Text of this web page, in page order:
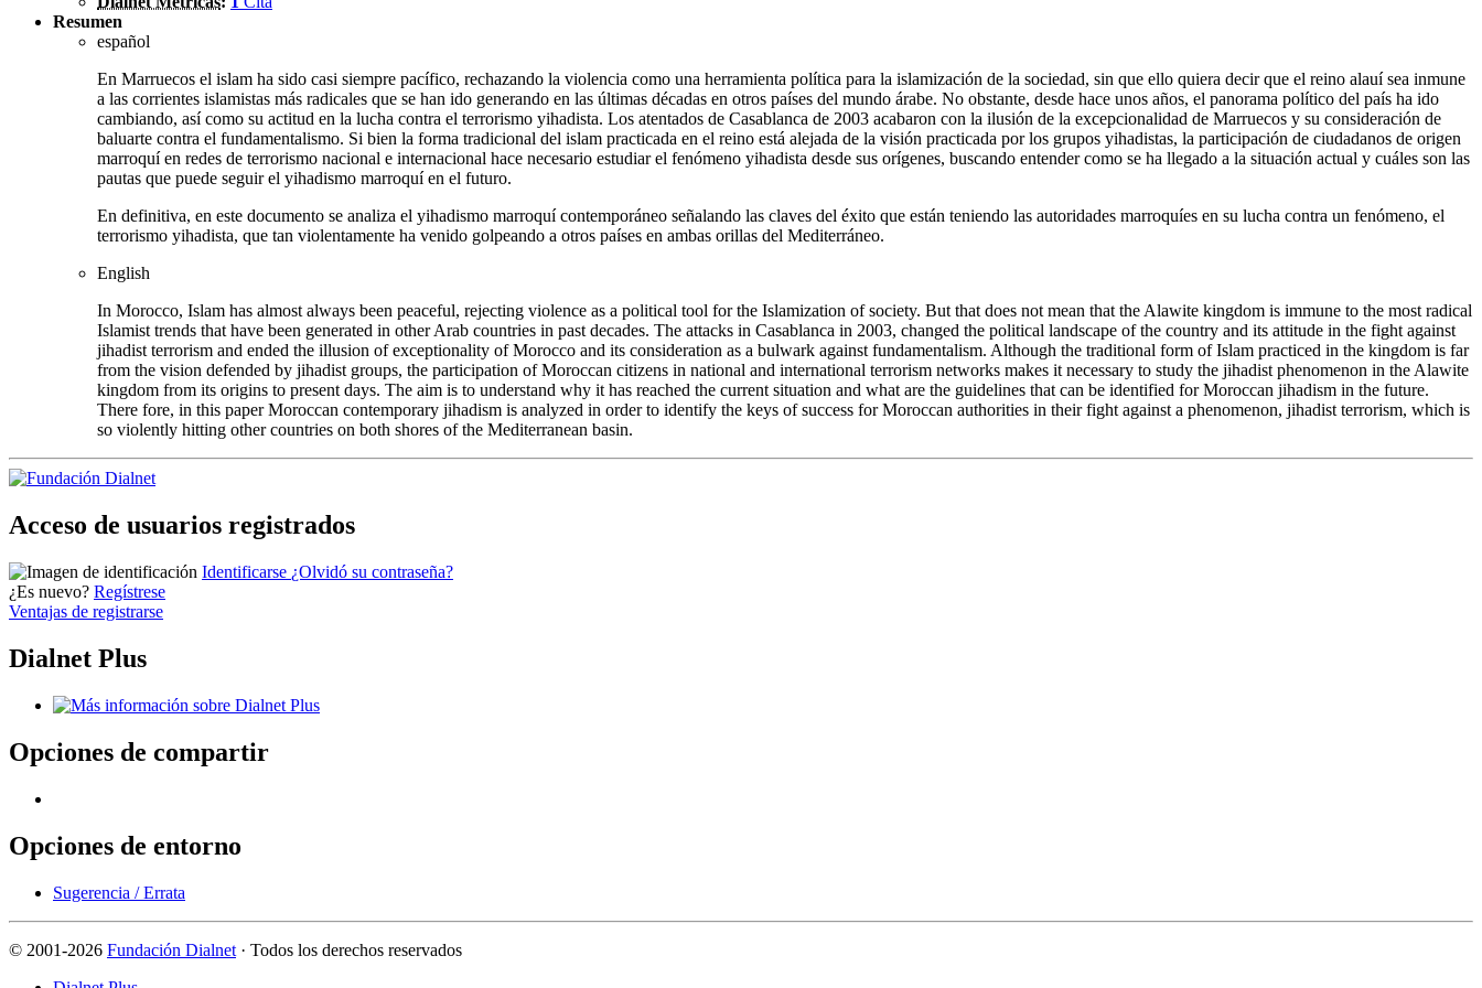
Resumen
español
En Marruecos el islam ha sido casi siempre pacífico, rechazando la violencia como una herramienta política para la islamización de la sociedad, sin que ello quiera decir que el reino alauí sea inmune
a las corrientes islamistas más radicales que se han ido generando en las últimas décadas en otros países del mundo árabe. No obstante, desde hace unos años, el panorama político del país ha ido
cambiando, así como su actitud en la lucha contra el terrorismo yihadista. Los atentados de Casablanca de 2003 acabaron con la ilusión de la excepcionalidad de Marruecos y su consideración de
baluarte contra el fundamentalismo. Si bien la forma tradicional del islam practicada en el reino está alejada de la visión practicada por los grupos yihadistas, la participación de ciudadanos de origen
marroquí en redes de terrorismo nacional e internacional hace necesario estudiar el fenómeno yihadista desde sus orígenes, buscando entender como se ha llegado a la situación actual y cuáles son las
pautas que puede seguir el yihadismo marroquí en el futuro.
En definitiva, en este documento se analiza el yihadismo marroquí contemporáneo señalando las claves del éxito que están teniendo las autoridades marroquíes en su lucha contra un fenómeno, el
terrorismo yihadista, que tan violentamente ha venido golpeando a otros países en ambas orillas del Mediterráneo.
English
In Morocco, Islam has almost always been peaceful, rejecting violence as a political tool for the Islamization of society. But that does not mean that the Alawite kingdom is immune to the most radical
Islamist trends that have been generated in other Arab countries in past decades. The attacks in Casablanca in 2003, changed the political landscape of the country and its attitude in the fight against
jihadist terrorism and ended the illusion of exceptionality of Morocco and its consideration as a bulwark against fundamentalism. Although the traditional form of Islam practiced in the kingdom is far
from the vision defended by jihadist groups, the participation of Moroccan citizens in national and international terrorism networks makes it necessary to study the jihadist phenomenon in the Alawite
kingdom from its origins to present days. The aim is to understand why it has reached the current situation and what are the guidelines that can be identified for Moroccan jihadism in the future.
There fore, in this paper Moroccan contemporary jihadism is analyzed in order to identify the keys of success for Moroccan authorities in their fight against a phenomenon, jihadist terrorism, which is
so violently hitting other countries on both shores of the Mediterranean basin.
Acceso de usuarios registrados
Identificarse ¿Olvidó su contraseña?
¿Es nuevo? Regístrese
Ventajas de registrarse
Dialnet Plus
Opciones de compartir
Opciones de entorno
Sugerencia / Errata
© 2001-2026 Fundación Dialnet · Todos los derechos reservados